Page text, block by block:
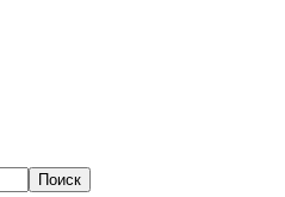
Поиск